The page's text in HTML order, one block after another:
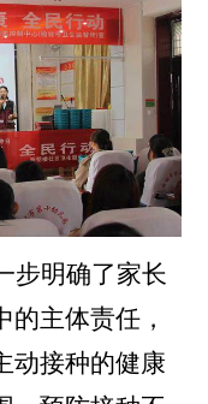
步明确了家长
主体责任，
动接种的健康